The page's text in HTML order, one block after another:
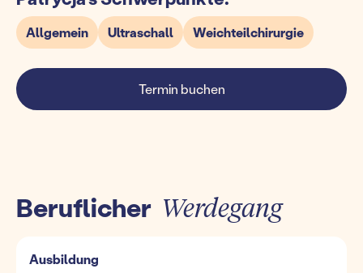
Allgemein Ultraschall Weichteilchirurgie
Termin buchen
Beruflicher Werdegang
Ausbildung